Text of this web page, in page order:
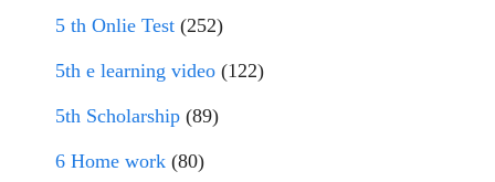
5 th Onlie Test (252)
5th e learning video (122)
5th Scholarship (89)
6 Home work (80)